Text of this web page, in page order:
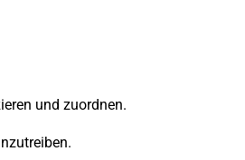
und zuordnen.